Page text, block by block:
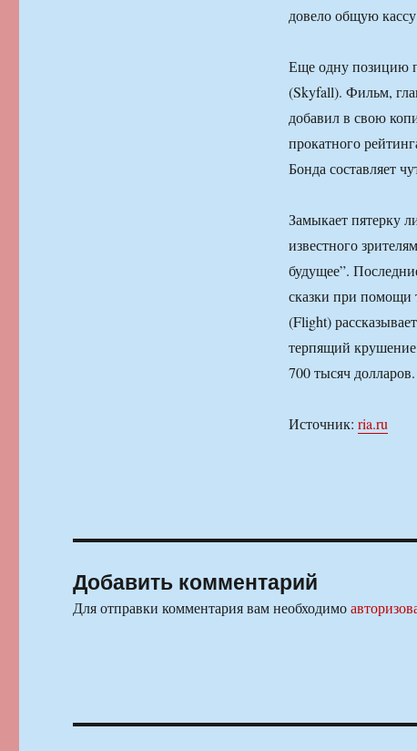
довело общую
Еще одну позицию
(Skyfall). Фильм,
добавил в свою
прокатного
Бонда составляет
Замыкает пятерку
известного
будущее”.
сказки при помощи
(Flight)
терпящий
700 тысяч долларов.
Источник: ria.ru
Добавить комментарий
Для отправки комментария вам необходимо